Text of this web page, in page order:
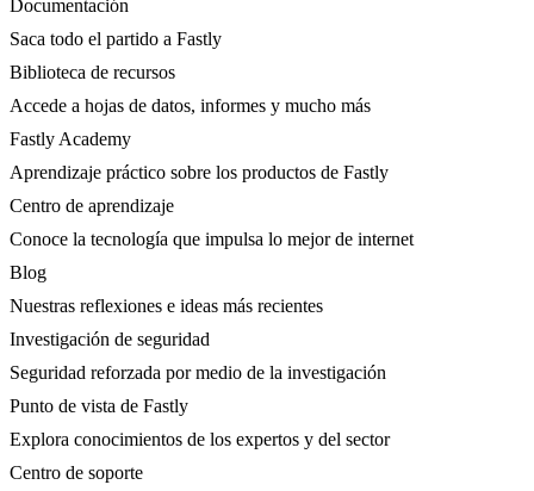
Documentación
Saca todo el partido a Fastly
Biblioteca de recursos
Accede a hojas de datos, informes y mucho más
Fastly Academy
Aprendizaje práctico sobre los productos de Fastly
Centro de aprendizaje
Conoce la tecnología que impulsa lo mejor de internet
Blog
Nuestras reflexiones e ideas más recientes
Investigación de seguridad
Seguridad reforzada por medio de la investigación
Punto de vista de Fastly
Explora conocimientos de los expertos y del sector
Centro de soporte